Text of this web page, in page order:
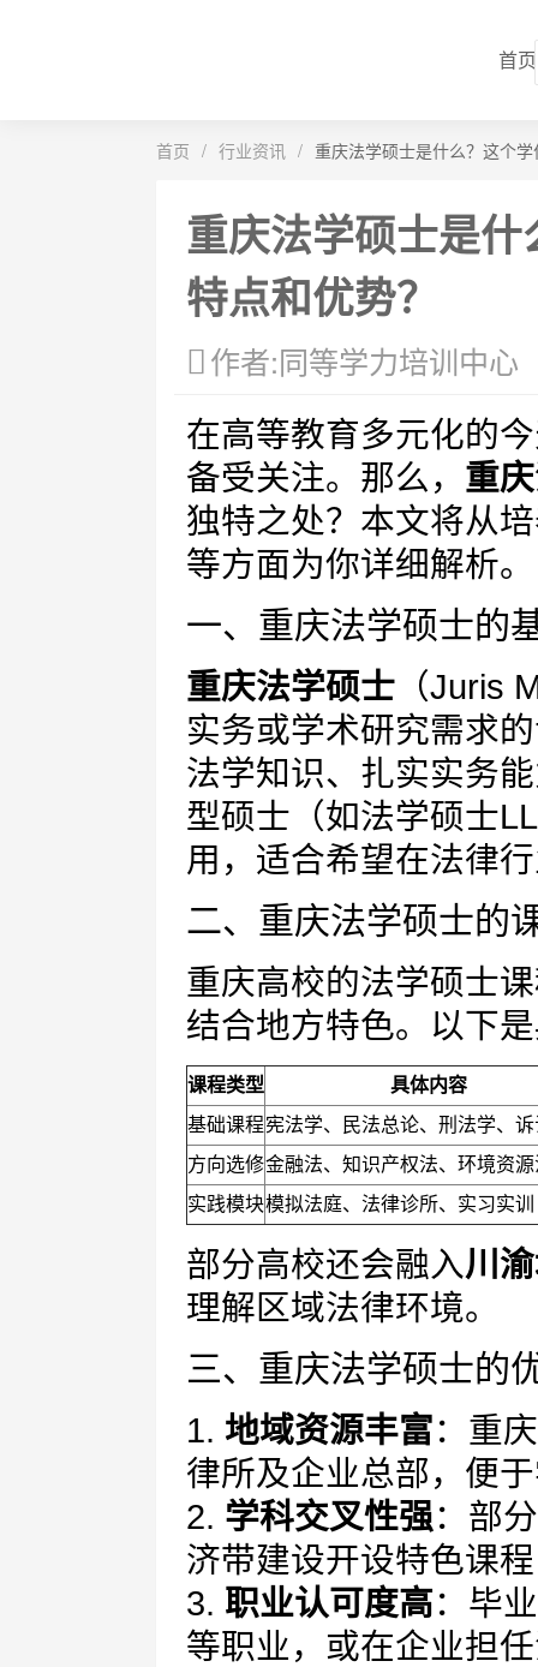
首页
首页 / 行业资讯 / 重庆法学硕士是什么？这个
重庆法学硕士是
特点和优势？
作者:同等学力培训中心
在高等教育多元化的
备受关注。那么， 重
独特之处？本文将从
等方面为你详细解析。
一、重庆法学硕士的
重庆法学硕士 （Juris
实务或学术研究需求
法学知识、扎实实务
型硕士（如法学硕士
用，适合希望在法律
二、重庆法学硕士的
重庆高校的法学硕士
结合地方特色。以下
课程类型
具体内容
基础课程宪法学、民法总论、刑法学、
方向选修金融法、知识产权法、环境资
实践模块模拟法庭、法律诊所、实习实训
部分高校还会融入川
理解区域法律环境。
三、重庆法学硕士的
1. 地域资源丰富：重
律所及企业总部，便
2. 学科交叉性强：部
济带建设开设特色课
3. 职业认可度高：毕
等职业，或在企业担